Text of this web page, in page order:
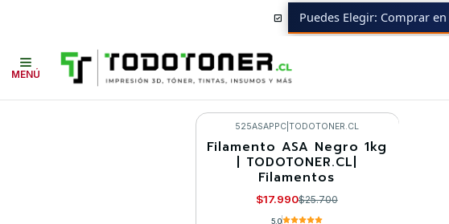
MENÚ
Puedes Elegir: Comprar en
TODOTONER.CL
-30%
525ASAPPC| TODOTONER.CL
Filamento ASA Negro 1kg
| TODOTONER.CL|
Filamentos
$17.990$25.700
5.0